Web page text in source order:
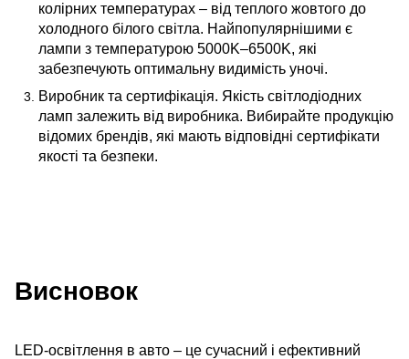
колірних температурах – від теплого жовтого до
холодного білого світла. Найпопулярнішими є
лампи з температурою 5000K–6500K, які
забезпечують оптимальну видимість уночі.
Виробник та сертифікація. Якість світлодіодних
ламп залежить від виробника. Вибирайте продукцію
відомих брендів, які мають відповідні сертифікати
якості та безпеки.
Висновок
LED-освітлення в авто – це сучасний і ефективний